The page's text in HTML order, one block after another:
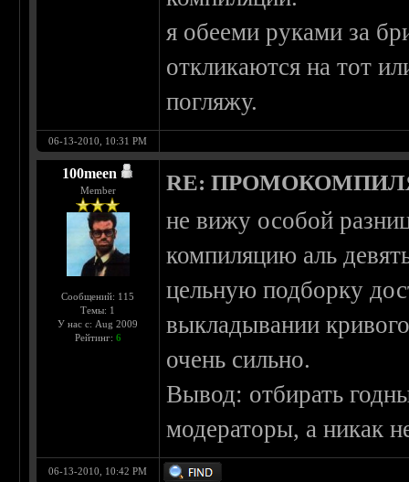
я обееми руками за
откликаются на тот
погляжу.
06-13-2010, 10:31 PM
100meen
Member
Сообщений: 115
Темы: 1
У нас с: Aug 2009
Рейтинг: 6
RE:
не вижу особой
компиляцию аль
цельную подборку
выкладывании
очень сильно.
Вывод: отбирать
модераторы, а никак
06-13-2010, 10:42 PM